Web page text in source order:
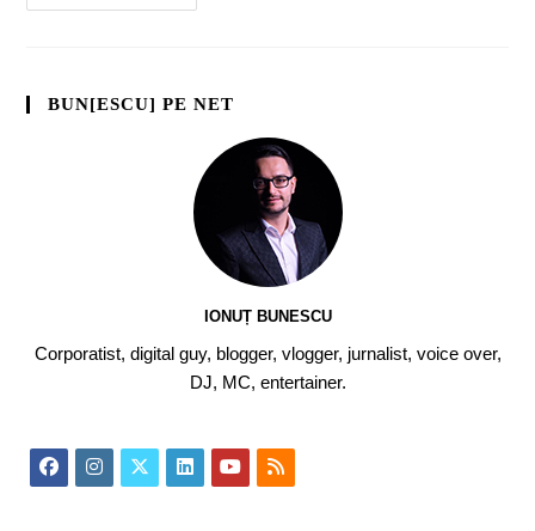
BUN[ESCU] PE NET
IONUȚ BUNESCU
Corporatist, digital guy, blogger, vlogger, jurnalist, voice over,
DJ, MC, entertainer.